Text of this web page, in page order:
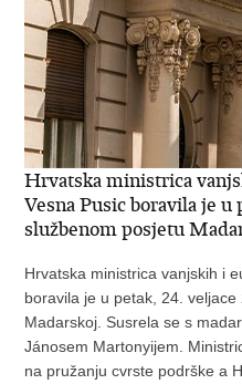
Hrvatska ministrica
Vesna Pusic boravila je u
službenom posjetu
Hrvatska ministrica vanjskih i
boravila je u petak, 24.
Madarskoj. Susrela se s
Jánosem Martonyijem.
na pružanju cvrste podrške a